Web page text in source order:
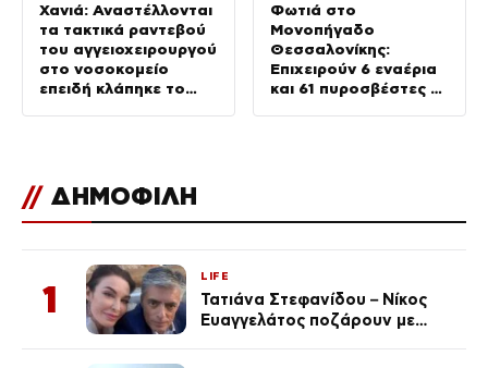
Χανιά: Αναστέλλονται
τα τακτικά ραντεβού
του αγγειοχειρουργού
στο νοσοκομείο
επειδή κλάπηκε το
Φωτιά στο
Μονοπήγαδο
Θεσσαλονίκης:
Επιχειρούν 6 εναέρια
και 61 πυροσβέστες με
// ΔΗΜΟΦΙΛΗ
1
LIFE
Τατιάνα Στεφανίδου – Νίκος
Ευαγγελάτος ποζάρουν με